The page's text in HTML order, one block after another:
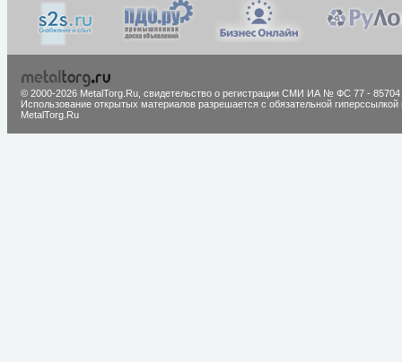
© 2000-2026 MetalTorg.Ru, cвидетельство о регистрации СМИ ИА № ФС 77 - 85704
Использование открытых материалов разрешается с обязательной гиперссылкой
MetalTorg.Ru